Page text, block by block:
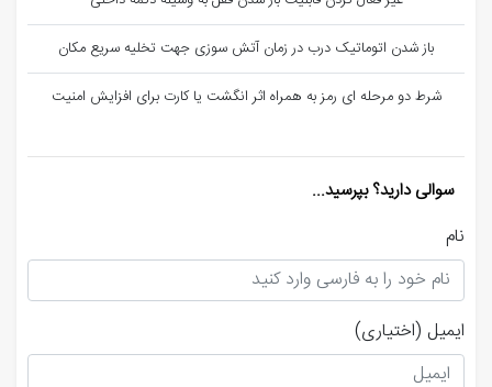
باز شدن اتوماتیک درب در زمان آتش سوزی جهت تخلیه سریع مکان
شرط دو مرحله ای رمز به همراه اثر انگشت یا کارت برای افزایش امنیت
سوالی دارید؟ بپرسید...
نام
ایمیل (اختیاری)